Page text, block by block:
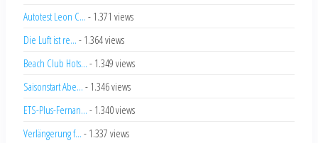
Autotest Leon C... - 1.371 views
Die Luft ist re... - 1.364 views
Beach Club Hots... - 1.349 views
Saisonstart Abe... - 1.346 views
ETS-Plus-Fernan... - 1.340 views
Verlängerung f... - 1.337 views